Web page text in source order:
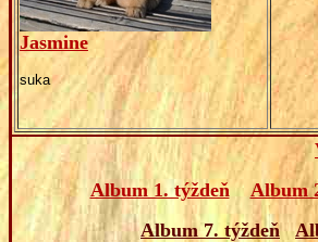
Jasmine
suka
Album 1. týždeň
Album
Album 7. týždeň